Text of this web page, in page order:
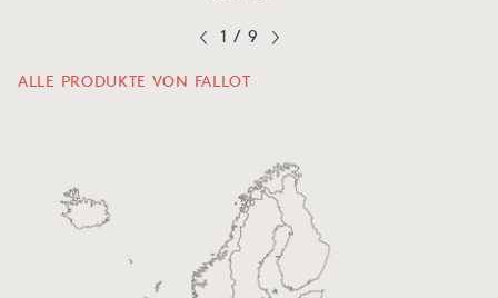
1 / 9
ALLE PRODUKTE VON FALLOT